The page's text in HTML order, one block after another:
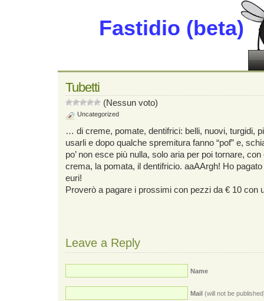
Fastidio (beta)
Tubetti
(Nessun voto)
Uncategorized
… di creme, pomate, dentifrici: belli, nuovi, turgidi,
usarli e dopo qualche spremitura fanno “pof” e,
po’ non esce più nulla, solo aria per poi tornare,
crema, la pomata, il dentifricio. aaAArgh! Ho pagato
euri!
Proverò a pagare i prossimi con pezzi da € 10 con
Leave a Reply
Name
Mail (will not be